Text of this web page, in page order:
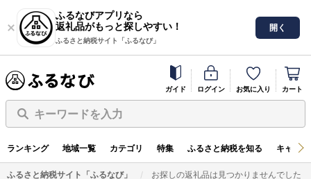
ふるなびアプリなら
返礼品がもっと探しやすい！
ふるさと納税サイト「ふるなび」
開く
ガイド ログイン お気に入り カート
キーワードを入力
ランキング 地域一覧 カテゴリ 特集 ふるさと納税を知る キャン
ふるさと納税サイト「ふるなび」 お探しの返礼品は見つかりませんでした